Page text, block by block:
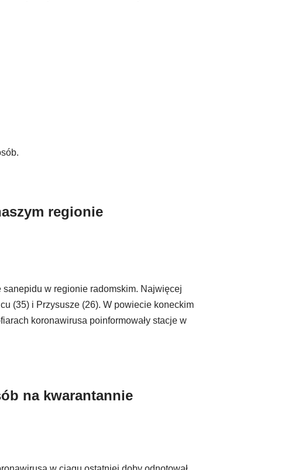
regionie
w regionie radomskim. Najwięcej
(35) i Przysusze (26). W powiecie koneckim
koronawirusa poinformowały stacje w
na kwarantannie